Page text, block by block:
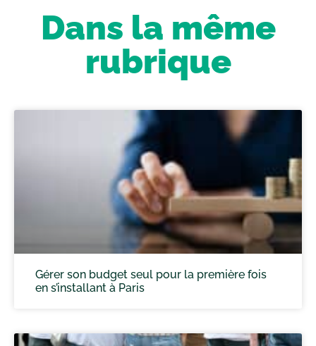
Dans la même
rubrique
Gérer son budget seul pour la première fois
en s’installant à Paris